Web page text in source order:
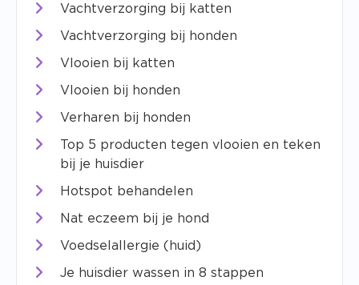
Vachtverzorging bij katten
Vachtverzorging bij honden
Vlooien bij katten
Vlooien bij honden
Verharen bij honden
Top 5 producten tegen vlooien en teken
bij je huisdier
Hotspot behandelen
Nat eczeem bij je hond
Voedselallergie (huid)
Je huisdier wassen in 8 stappen